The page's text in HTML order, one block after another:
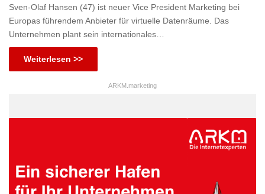
Sven-Olaf Hansen (47) ist neuer Vice President Marketing bei
Europas führendem Anbieter für virtuelle Datenräume. Das
Unternehmen plant sein internationales…
Weiterlesen >>
ARKM.marketing